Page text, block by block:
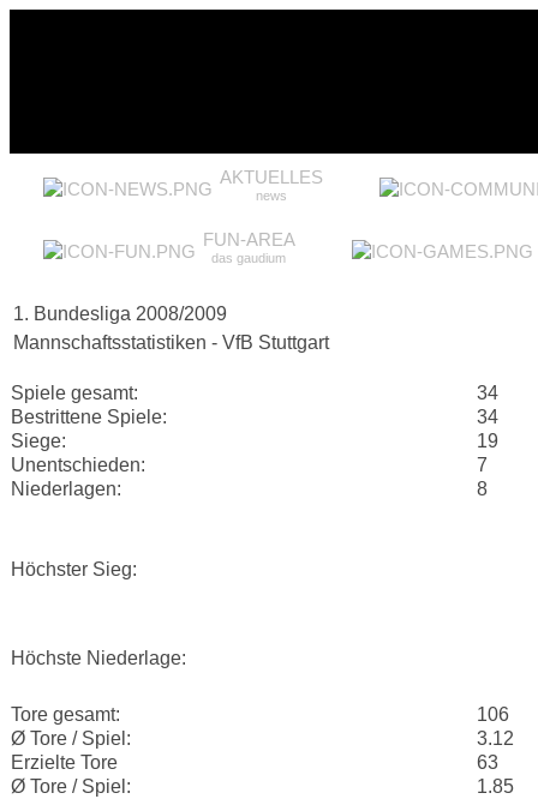
AKTUELLES
news
FUN-AREA
das gaudium
1. Bundesliga 2008/2009
Mannschaftsstatistiken - VfB Stuttgart
Spiele gesamt:
34
Bestrittene Spiele:
34
Siege:
19
Unentschieden:
7
Niederlagen:
8
Höchster Sieg:
Höchste Niederlage:
Tore gesamt:
106
Ø Tore / Spiel:
3.12
Erzielte Tore
63
Ø Tore / Spiel:
1.85